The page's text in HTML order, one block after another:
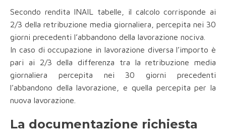
Secondo rendita INAIL tabelle, il calcolo corrisponde ai
2/3 della retribuzione media giornaliera, percepita nei 30
giorni precedenti l’abbandono della lavorazione nociva.
In caso di occupazione in lavorazione diversa l’importo è
pari ai 2/3 della differenza tra la retribuzione media
giornaliera percepita nei 30 giorni precedenti
l’abbandono della lavorazione, e quella percepita per la
nuova lavorazione.
La documentazione richiesta